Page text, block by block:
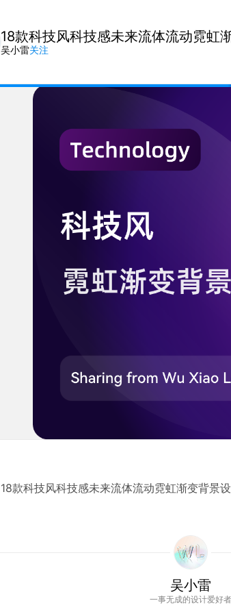
18款科技风科技感未来流体流动霓虹
吴小雷关注
18款科技风科技感未来流体流动霓虹渐变背景
吴小雷
一事无成的设计爱好者